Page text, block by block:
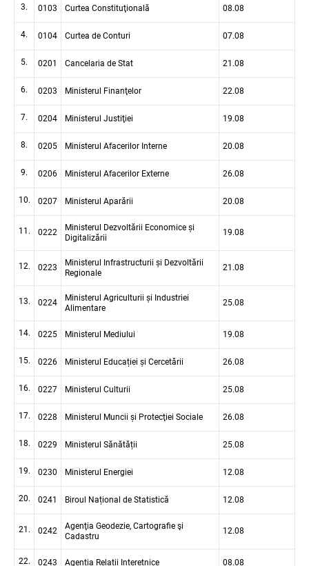
3. 0103 Curtea Constituţională 08.08
4. 0104 Curtea de Conturi 07.08
5. 0201 Cancelaria de Stat 21.08
6. 0203 Ministerul Finanţelor 22.08
7. 0204 Ministerul Justiţiei 19.08
8. 0205 Ministerul Afacerilor Interne 20.08
9. 0206 Ministerul Afacerilor Externe 26.08
10. 0207 Ministerul Aparării 20.08
11. 0222
Ministerul Dezvoltării Economice și
Digitalizării
19.08
12. 0223
Ministerul Infrastructurii și Dezvoltării
Regionale
21.08
13. 0224
Ministerul Agriculturii și Industriei
Alimentare
25.08
14. 0225 Ministerul Mediului 19.08
15. 0226 Ministerul Educației și Cercetării 26.08
16. 0227 Ministerul Culturii 25.08
17. 0228 Ministerul Muncii și Protecţiei Sociale 26.08
18. 0229 Ministerul Sănătății 25.08
19. 0230 Ministerul Energiei 12.08
20. 0241 Biroul Național de Statistică 12.08
21. 0242
Agenţia Geodezie, Cartografie şi
Cadastru
12.08
22. 0243 Agenția Relații Interetnice 08.08